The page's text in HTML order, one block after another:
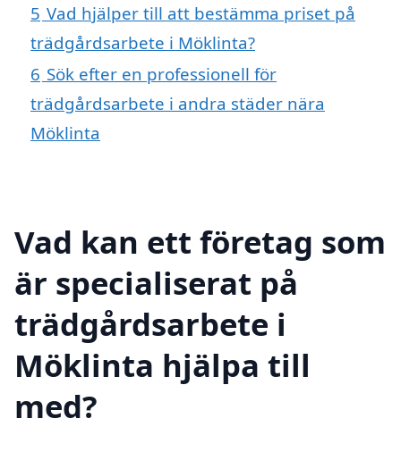
5 Vad hjälper till att bestämma priset på
trädgårdsarbete i Möklinta?
6 Sök efter en professionell för
trädgårdsarbete i andra städer nära
Möklinta
Vad kan ett företag som
är specialiserat på
trädgårdsarbete i
Möklinta hjälpa till
med?